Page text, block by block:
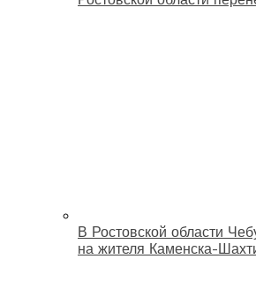
В Ростовской области
на жителя Каменска-